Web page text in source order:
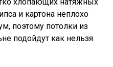
и картона неплохо
поэтому потолки из
подойдут как нельзя